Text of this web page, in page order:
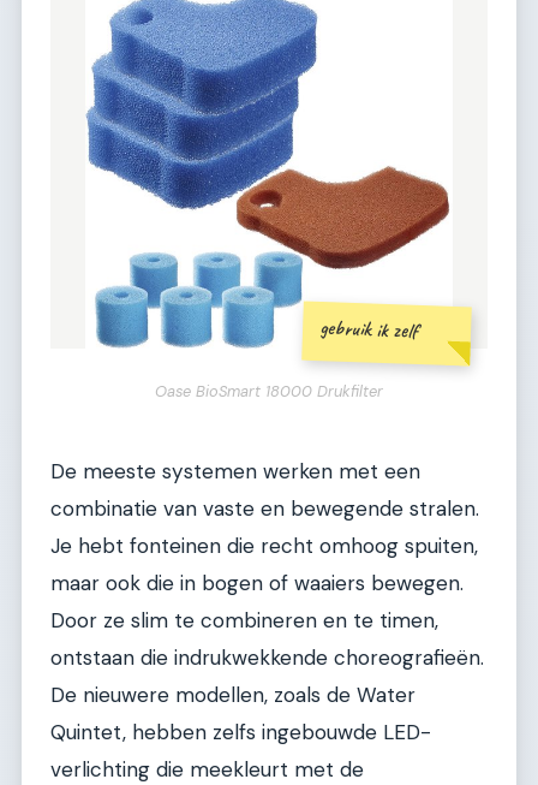
gebruik ik zelf
Oase BioSmart 18000 Drukfilter
De meeste systemen werken met een
combinatie van vaste en bewegende stralen.
Je hebt fonteinen die recht omhoog spuiten,
maar ook die in bogen of waaiers bewegen.
Door ze slim te combineren en te timen,
ontstaan die indrukwekkende choreografieën.
De nieuwere modellen, zoals de Water
Quintet, hebben zelfs ingebouwde LED-
verlichting die meekleurt met de